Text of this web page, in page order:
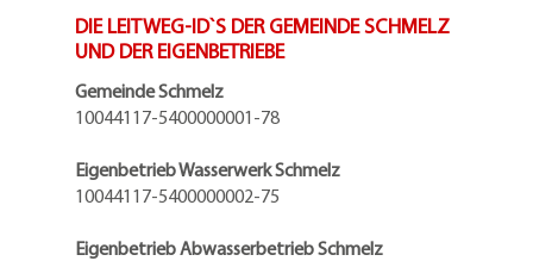
DIE LEITWEG-ID`S DER GEMEINDE SCHMELZ
UND DER EIGENBETRIEBE
Gemeinde Schmelz
10044117-5400000001-78
Eigenbetrieb Wasserwerk Schmelz
10044117-5400000002-75
Eigenbetrieb Abwasserbetrieb Schmelz